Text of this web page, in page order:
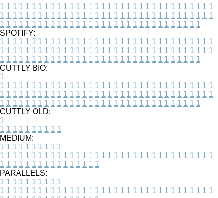
1 1 1 1 1 1 1 1 1 1 1 1 1 1 1 1 1 1 1 1 1 1 1 1 1 1 1 1 1 1 1 1 1 1
1 1 1 1 1 1 1 1 1 1 1 1 1 1 1 1 1 1 1 1 1 1 1 1 1 1 1 1 1 1 1 1 1 1
1 1 1 1 1 1 1 1 1 1 1 1 1 1 1 1 1 1 1 1 1 1 1 1 1 1 1 1 1 1 1 1
SPOTIFY:
1 1 1 1 1 1 1 1 1 1 1 1 1 1 1 1 1 1 1 1 1 1 1 1 1 1 1 1 1 1 1 1 1 1
1 1 1 1 1 1 1 1 1 1 1 1 1 1 1 1 1 1 1 1 1 1 1 1 1 1 1 1 1 1 1 1 1 1
1 1 1 1 1 1 1 1 1 1 1 1 1 1 1 1 1 1 1 1 1 1 1 1 1 1 1 1 1 1 1 1
CUTTLY BIO:
1
1 1 1 1 1 1 1 1 1 1 1 1 1 1 1 1 1 1 1 1 1 1 1 1 1 1 1 1 1 1 1 1 1 1
1 1 1 1 1 1 1 1 1 1 1 1 1 1 1 1 1 1 1 1 1 1 1 1 1 1 1 1 1 1 1 1 1 1
1 1 1 1 1 1 1 1 1 1 1 1 1 1 1 1 1 1 1 1 1 1 1 1 1 1 1 1 1 1 1 1
CUTTLY OLD:
1
1 1 1 1 1 1 1 1 1 1
MEDIUM:
1 1 1 1 1 1 1 1 1 1
1 1 1 1 1 1 1 1 1 1 1 1 1 1 1 1 1 1 1 1 1 1 1 1 1 1 1 1 1 1 1 1 1 1
1 1 1 1 1 1 1 1 1 1 1 1 1 1 1 1
PARALLELS:
1 1 1 1 1 1 1 1 1 1
1 1 1 1 1 1 1 1 1 1 1 1 1 1 1 1 1 1 1 1 1 1 1 1 1 1 1 1 1 1 1 1 1 1